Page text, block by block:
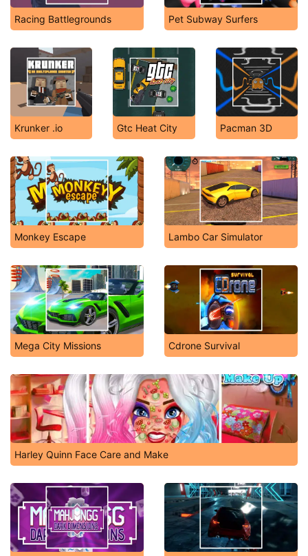
Racing Battlegrounds Pet Subway Surfers
Krunker .io Gtc Heat City Pacman 3D
Monkey Escape Lambo Car Simulator
Mega City Missions Cdrone Survival
Harley Quinn Face Care and Make